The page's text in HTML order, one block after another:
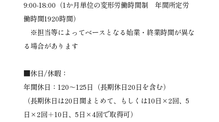
9:00-18:00（1か月単位の変形労働時間制 年間所定労
働時間1920時間）
※担当等によってベースとなる始業・終業時間が異な
る場合があります
■休日/休暇：
年間休日：120～125日（長期休日20日を含む）
（長期休日は20日間まとめて、もしくは10日×2回、5
日×2回＋10日、5日×4回で取得可）